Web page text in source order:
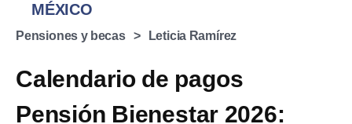
MÉXICO
Pensiones y becas Leticia Ramírez
Calendario de pagos
Pensión Bienestar 2026: